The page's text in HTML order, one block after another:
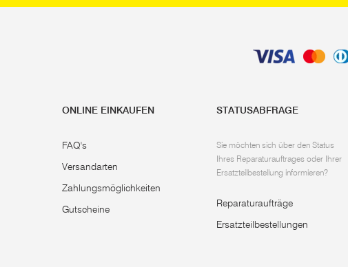
ONLINE EINKAUFEN
FAQ's
Versandarten
Zahlungsmöglichkeiten
Gutscheine
STATUSABFRAGE
Sie möchten sich über den Status
Ihres Reparaturauftrages oder Ihrer
Ersatzteilbestellung informieren?
Reparaturaufträge
Ersatzteilbestellungen